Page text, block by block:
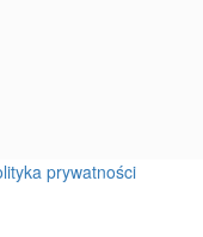
prywatności